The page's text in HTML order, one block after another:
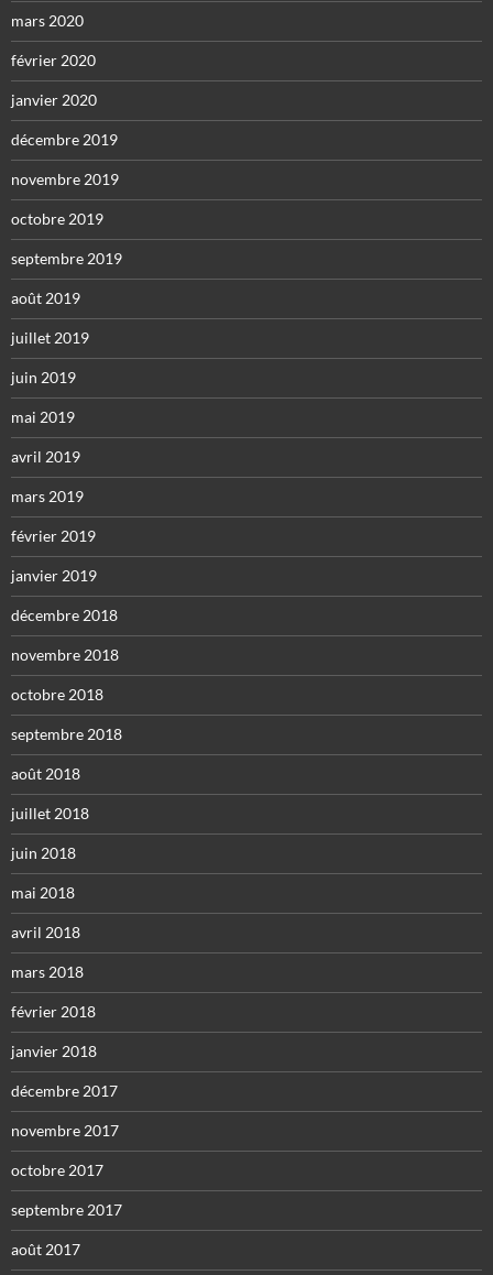
mars 2020
février 2020
janvier 2020
décembre 2019
novembre 2019
octobre 2019
septembre 2019
août 2019
juillet 2019
juin 2019
mai 2019
avril 2019
mars 2019
février 2019
janvier 2019
décembre 2018
novembre 2018
octobre 2018
septembre 2018
août 2018
juillet 2018
juin 2018
mai 2018
avril 2018
mars 2018
février 2018
janvier 2018
décembre 2017
novembre 2017
octobre 2017
septembre 2017
août 2017